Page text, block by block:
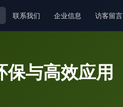
联系我们 企业信息 访客留言
保与高效应用